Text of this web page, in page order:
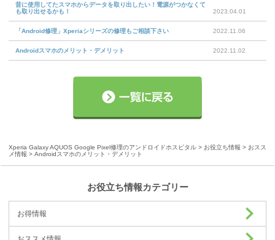
昔に使用してたスマホからデータを取り出したい！電源がつかなくて
も取り出せるかも！
2023.04.01
「Android修理」Xperiaシリーズの修理もご相談下さい 2022.11.06
Androidスマホのメリット・デメリット 2022.11.02
Xperia Galaxy AQUOS Google Pixel修理のアンドロイドホスピタル > お役立ち情報 > おスス
メ情報 > Androidスマホのメリット・デメリット
お役立ち情報カテゴリー
お得情報